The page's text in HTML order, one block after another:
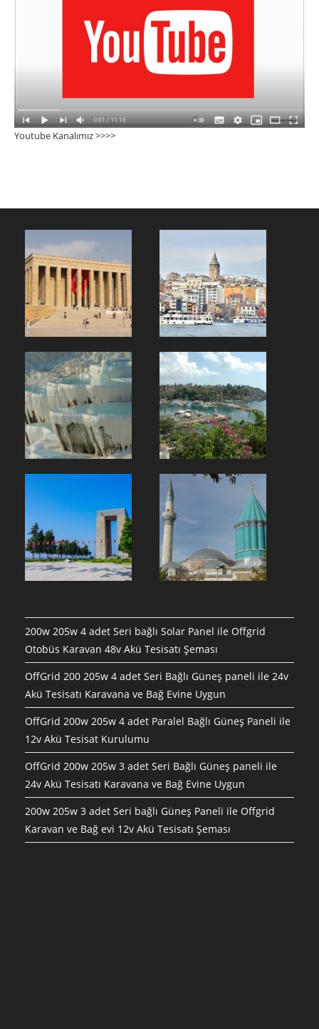
Youtube Kanalımız >>>>
200w 205w 4 adet Seri bağlı Solar Panel ile Offgrid
Otobüs Karavan 48v Akü Tesisatı Şeması
OffGrid 200 205w 4 adet Seri Bağlı Güneş paneli ile 24v
Akü Tesisatı Karavana ve Bağ Evine Uygun
OffGrid 200w 205w 4 adet Paralel Bağlı Güneş Paneli ile
12v Akü Tesisat Kurulumu
OffGrid 200w 205w 3 adet Seri Bağlı Güneş paneli ile
24v Akü Tesisatı Karavana ve Bağ Evine Uygun
200w 205w 3 adet Seri bağlı Güneş Paneli ile Offgrid
Karavan ve Bağ evi 12v Akü Tesisatı Şeması